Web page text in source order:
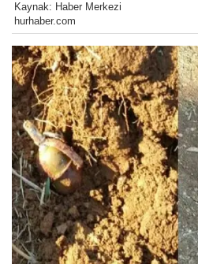
Kaynak: Haber Merkezi
hurhaber.com